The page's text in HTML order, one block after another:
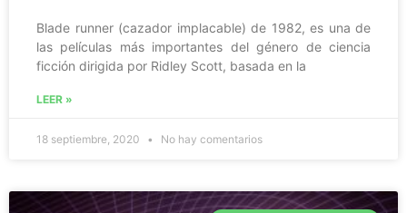
Blade runner (cazador implacable) de 1982, es una de
las películas más importantes del género de ciencia
ficción dirigida por Ridley Scott, basada en la
LEER »
18 septiembre, 2020 No hay comentarios